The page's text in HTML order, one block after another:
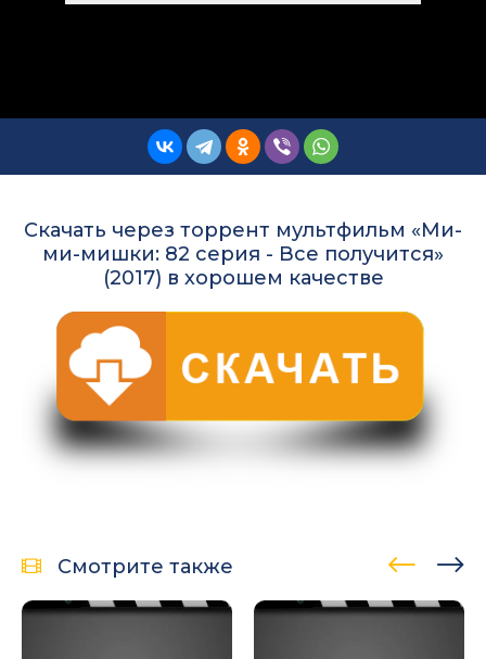
Скачать через торрент мультфильм «Ми-
ми-мишки: 82 серия - Все получится»
(2017) в хорошем качестве
Смотрите также